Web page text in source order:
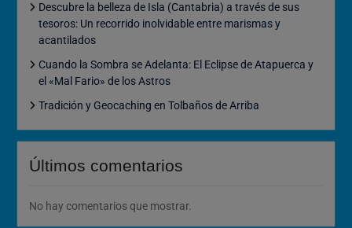
Descubre la belleza de Isla (Cantabria) a través de sus
tesoros: Un recorrido inolvidable entre marismas y
acantilados
Cuando la Sombra se Adelanta: El Eclipse de Atapuerca y
el «Mal Fario» de los Astros
Tradición y Geocaching en Tolbaños de Arriba
Últimos comentarios
No hay comentarios que mostrar.